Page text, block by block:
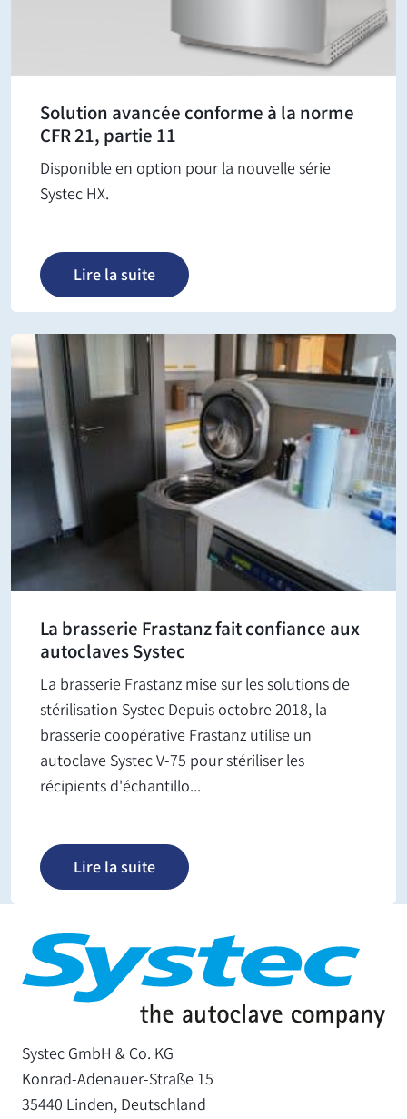
Solution avancée conforme à la norme
CFR 21, partie 11
Disponible en option pour la nouvelle série
Systec HX.
Lire la suite
La brasserie Frastanz fait confiance aux
autoclaves Systec
La brasserie Frastanz mise sur les solutions de
stérilisation Systec Depuis octobre 2018, la
brasserie coopérative Frastanz utilise un
autoclave Systec V-75 pour stériliser les
récipients d'échantillo...
Lire la suite
Systec GmbH & Co. KG
Konrad-Adenauer-Straße 15
35440 Linden, Deutschland